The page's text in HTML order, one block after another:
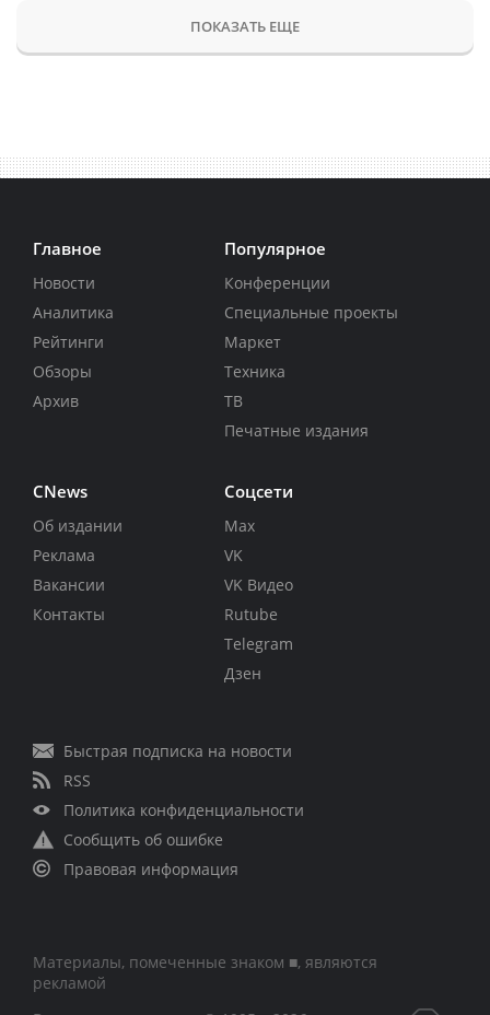
ПОКАЗАТЬ ЕЩЕ
Главное
Новости
Аналитика
Рейтинги
Обзоры
Архив
Популярное
Конференции
Специальные проекты
Маркет
Техника
ТВ
Печатные издания
CNews
Об издании
Реклама
Вакансии
Контакты
Соцсети
Max
VK
VK Видео
Rutube
Telegram
Дзен
Быстрая подписка на новости
RSS
Политика конфиденциальности
Сообщить об ошибке
Правовая информация
Материалы, помеченные знаком ■, являются
рекламой